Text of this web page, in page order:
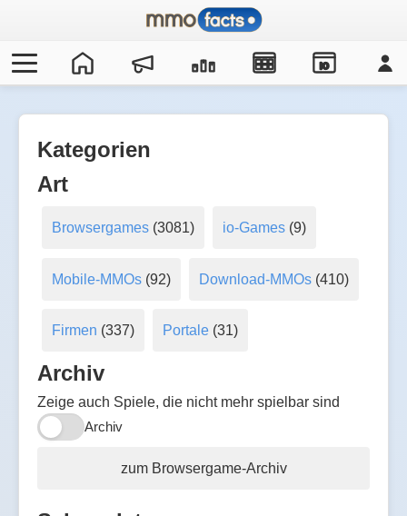
IO
Kategorien
Art
Browsergames(3081) io-Games (9)
Mobile-MMOs(92) Download-MMOs (410)
Firmen (337) Portale (31)
Archiv
Zeige auch Spiele, die nicht mehr spielbar sind
Archiv
zum Browsergame-Archiv